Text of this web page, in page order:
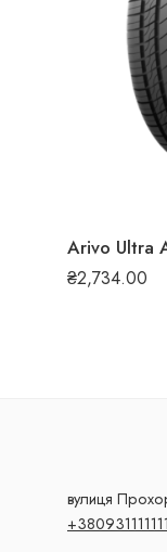
₴2,734.00
вулиця